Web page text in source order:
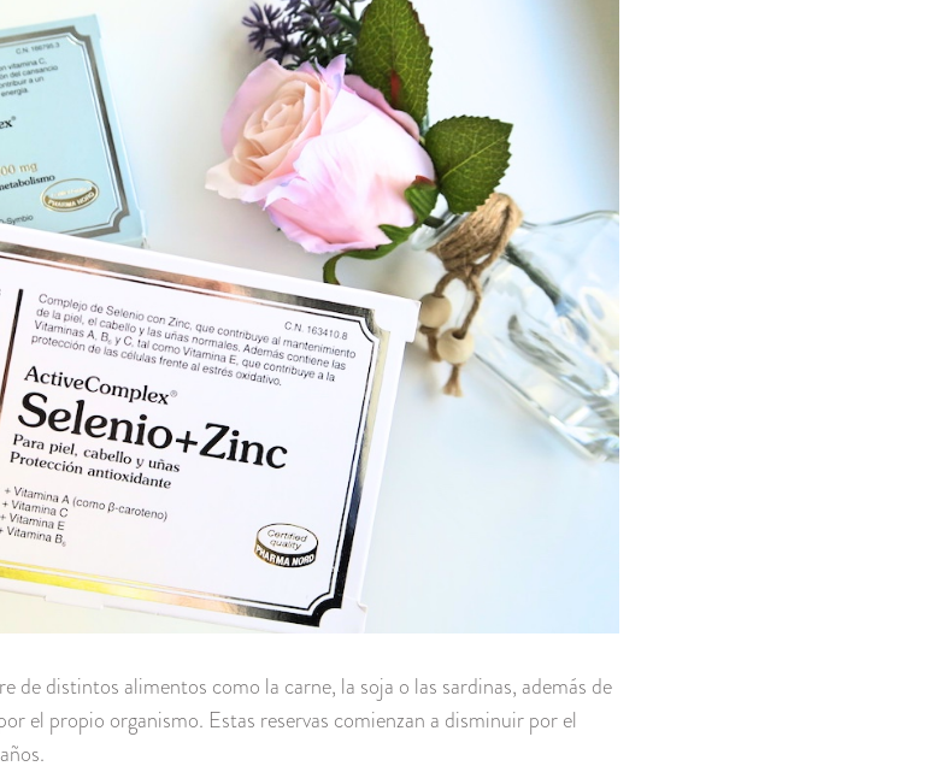
de distintos alimentos como la carne, la soja o las sardinas, además de
el propio organismo. Estas reservas comienzan a disminuir por el